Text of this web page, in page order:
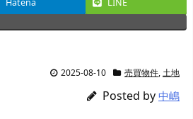
2025-08-10 売買物件,土地
Posted by 中嶋